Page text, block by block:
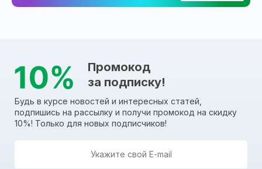
Промокод
за подписку!
Будь в курсе новостей и интересных статей,
подпишись на рассылку и получи промокод на скидку
10%! Только для новых подписчиков!